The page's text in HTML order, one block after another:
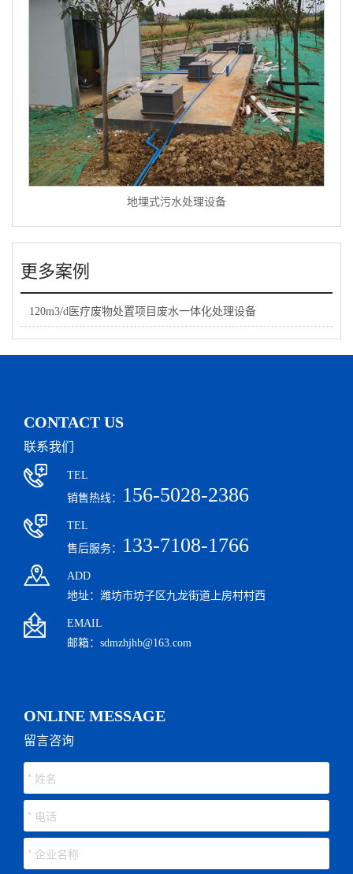
地埋式污水处理设备
更多案例
120m3/d医疗废物处置项目废水一体化处理设备
CONTACT US
联系我们
TEL
销售热线：
156-5028-2386
TEL
售后服务：
133-7108-1766
ADD
地址：潍坊市坊子区九龙街道上房村村西
EMAIL
邮箱：sdmzhjhb@163.com
ONLINE MESSAGE
留言咨询